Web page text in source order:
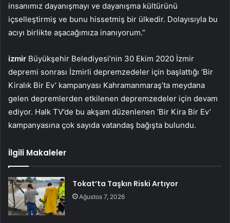
insanımız dayanışmayı ve dayanışma kültürünü
içselleştirmiş ve bunu hissetmiş bir ülkedir. Dolayısıyla bu
acıyı birlikte aşacağımıza inanıyorum.”
izmir Büyükşehir Belediyesi’nin 30 Ekim 2020 İzmir
depremi sonrası İzmirli depremzedeler için başlattığı ‘Bir
Kiralık Bir Ev’ kampanyası Kahramanmaraş’ta meydana
gelen depremlerden etkilenen depremzedeler için devam
ediyor. Halk TV’de bu akşam düzenlenen ‘Bir Kira Bir Ev’
kampanyasına çok sayıda vatandaş bağışta bulundu.
İlgili Makaleler
Tokat’ta Taşkın Riski Artıyor
Ağustos 7, 2026